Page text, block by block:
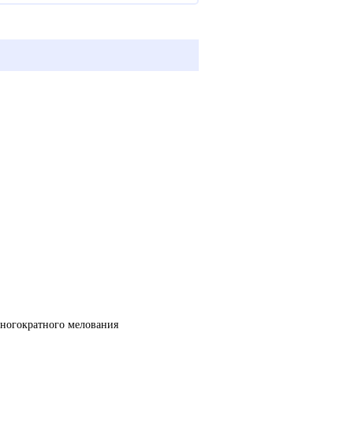
мелования